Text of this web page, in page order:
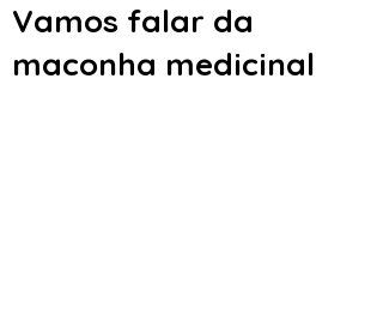
Vamos falar da
maconha medicinal